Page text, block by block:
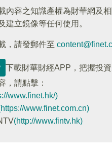
內容之知識產權為財華網及
建立鏡像等任何使用。
，請發郵件至
下載財華財經APP，把握投
，請點擊：
www.finet.hk/)
www.finet.com.cn)
(http://www.fintv.hk)